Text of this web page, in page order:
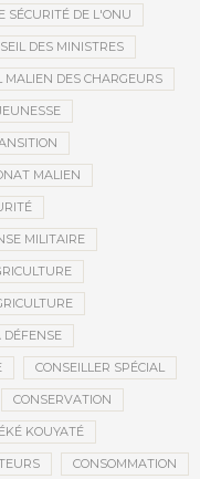
SÉCURITÉ DE L'ONU
DES MINISTRES
MALIEN DES CHARGEURS
MALIEN
MILITAIRE
DÉFENSE
CONSEILLER SPÉCIAL
CONSERVATION
KOUYATÉ
CONSOMMATION